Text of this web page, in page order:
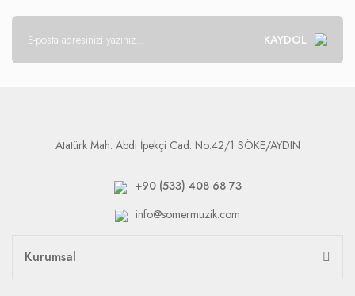
KAYDOL
Atatürk Mah. Abdi İpekçi Cad. No:42/1 SÖKE/AYDIN
+90 (533) 408 68 73
info@somermuzik.com
Kurumsal